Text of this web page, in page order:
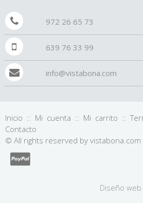
972 26 65 73
639 76 33 99
info@vistabona.com
Inicio :: Mi cuenta :: Mi carrito ::
Contacto
© All rights reserved by vistabona.com
Diseño